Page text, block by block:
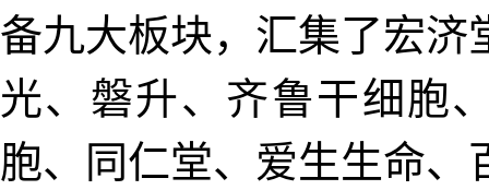
备九大板块，汇集了宏济
光、磐升、齐鲁干细胞
胞、同仁堂、爱生生命、